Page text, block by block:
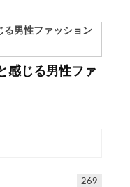
感じる男性ファ
269